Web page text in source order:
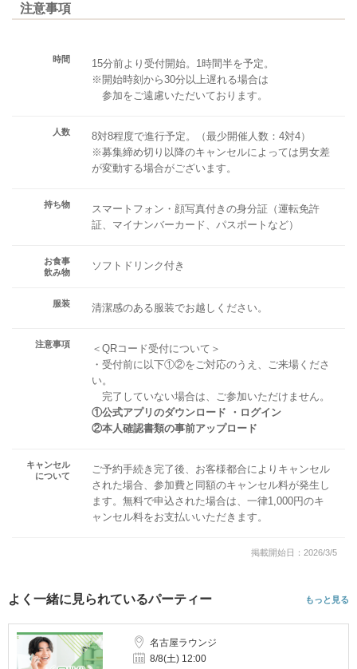
注意事項
時間
15分前より受付開始。1時間半を予定。
※開始時刻から30分以上遅れる場合は
参加をご遠慮いただいております。
人数
8対8程度で進行予定。（最少開催人数：4対4）
※募集締め切り以降のキャンセルによっては男女差
が変動する場合がございます。
持ち物
スマートフォン・顔写真付きの身分証（運転免許
証、マイナンバーカード、パスポートなど）
お食事
飲み物
ソフトドリンク付き
服装 清潔感のある服装でお越しください。
注意事項
＜QRコード受付について＞
・受付前に以下①②をご対応のうえ、ご来場くださ
い。
完了していない場合は、ご参加いただけません。
①公式アプリのダウンロード ・ログイン
②本人確認書類の事前アップロード
キャンセル
について
ご予約手続き完了後、お客様都合によりキャンセル
された場合、参加費と同額のキャンセル料が発生し
ます。無料で申込された場合は、一律1,000円のキ
ャンセル料をお支払いいただきます。
掲載開始日：2026/3/5
よく一緒に見られているパーティー もっと見る
名古屋ラウンジ
8/8(土) 12:00